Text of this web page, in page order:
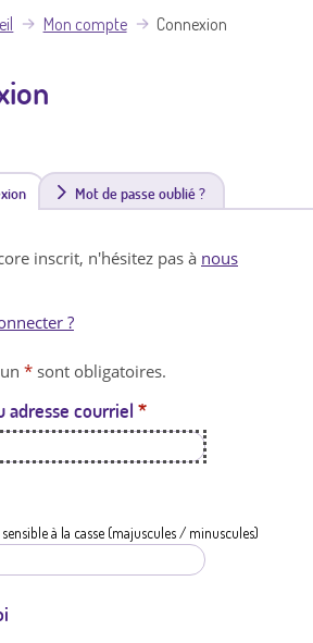
Mon compte Connexion
(
n
t
a
t
i
Mot de passe oublié ?
inscrit, n'hésitez pas à nous
?
* sont obligatoires.
adresse courriel *
à la casse (majuscules / minuscules)